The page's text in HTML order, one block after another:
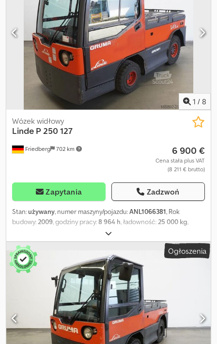
1 / 8
Friedberg 702 km
Wózek widłowy
Linde P 250 127
6 900 €
Cena stała plus VAT
(8 211 € brutto)
Zapytania Zadzwoń
Stan:używany, numer maszyny/pojazdu:ANL1066381, Rok
budowy: 2009 , godziny pracy:8 964 h , ładowność: 25 000 kg
, napięcie akumulatora:
przedniej opony:21x8-9, rozmiar tylnej opony:7.00-12, masa
własna:3 953 kg
, całkowita
długość:
, całkowita szerokość:1 300 mm
elektryczność
, - System Aquamatic i cyrkulacja elektrolitu w
akumulatorze - Wtyczka pojazdu REMA 320A - Pionowa wymiana
akumulatora Dedpezr R N Rofx Abkjck - Przetwornica napięcia -
Pełna kabina - Wysokość konstrukcyjna z dachem ochronnym
kierowcy: 1820 mm - Ogrzewanie - Instalacja oświetleniowa ze
światłami pozycyjnymi, drogowymi, światłem hamowania i
kierunkowskazami - Lampa błyskowa - Sygnał ostrzegawczy przy
Ogłoszenia